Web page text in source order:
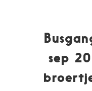
sep